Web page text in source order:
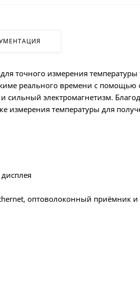
точного измерения
реального времени с
сильный электромагнетизм.
измерения температуры для
оптоволоконный приёмник